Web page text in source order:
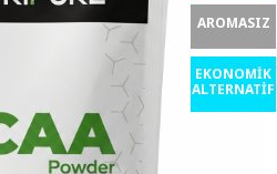
AROMASIZ
EKONOMİK
ALTERNATİF